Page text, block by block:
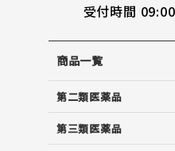
受付時間
商品一覧
第二類医薬品
第三類医薬品